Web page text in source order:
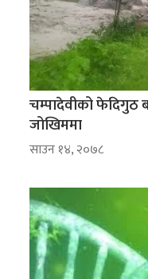
चम्पादेवीको फेदिगुठ
जोखिममा
साउन १४, २०७८